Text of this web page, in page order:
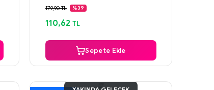
Güvenli Ödeme
179,90 TL %39
110,62 TL
Sepete Ekle